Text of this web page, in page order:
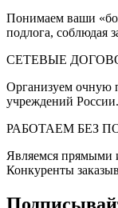
Понимаем ваши
подлога, соблюдая
СЕТЕВЫЕ
Организуем очную
учреждений России.
РАБОТАЕМ БЕЗ
Являемся прямыми
Конкуренты